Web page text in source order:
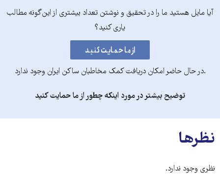
آیا مایل هستید ما را در تحقیق و نوشتن تعداد بیشتری از این‌گونه مطالب
یاری کنید؟
.در حال حاضر امکان دریافت کمک مخاطبان ساکن ایران وجود ندارد
توضیح بیشتر در مورد اینکه چطور از ما حمایت کنید
نظرها
نظری وجود ندارد.